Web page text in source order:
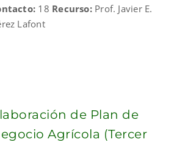
18 Recurso:Prof. Javier E.
Lafont
de Plan de
Agrícola (Tercer